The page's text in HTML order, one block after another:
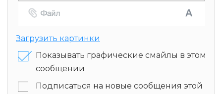
Загрузить картинки
Показывать графические смайлы в этом
сообщении
Подписаться на новые сообщения этой